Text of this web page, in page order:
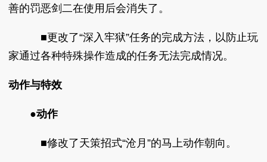
善的罚恶剑二在使用后会消失了。
■更改了“深入牢狱”任务的完成方法，以防止玩
家通过各种特殊操作造成的任务无法完成情况。
动作与特效
●动作
■修改了天策招式“沧月”的马上动作朝向。